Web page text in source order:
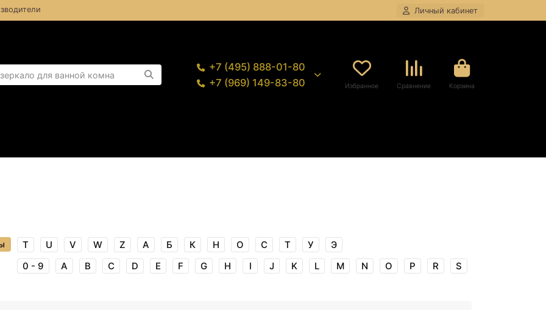
Личный кабинет
+7 (495) 888-01-80
+7 (969) 149-83-80
Избранное Сравнение Корзина
0 - 9 A B C D E F G H I J K L M N O P R S
T U V W Z А Б К Н О С Т У Э